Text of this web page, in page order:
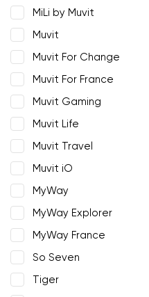
MiLi by Muvit
Muvit
Muvit For Change
Muvit For France
Muvit Gaming
Muvit Life
Muvit Travel
Muvit iO
MyWay
MyWay Explorer
MyWay France
So Seven
Tiger